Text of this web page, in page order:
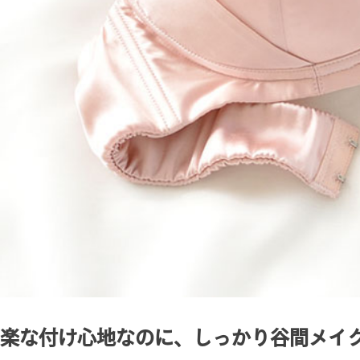
楽な付け心地なのに、しっかり谷間メイ